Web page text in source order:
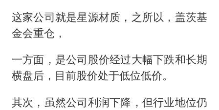
这家公司就是星源材质，之所以，盖茨基
金会重仓，
一方面，是公司股价经过大幅下跌和长期
横盘后，目前股价处于低位低价。
其次，虽然公司利润下降，但行业地位仍